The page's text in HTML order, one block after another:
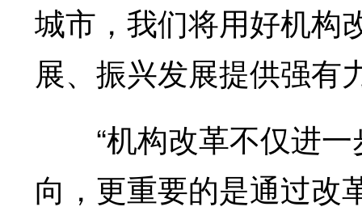
城市，我们将用好机构
展、振兴发展提供强有
“机构改革不仅进一
向，更重要的是通过改